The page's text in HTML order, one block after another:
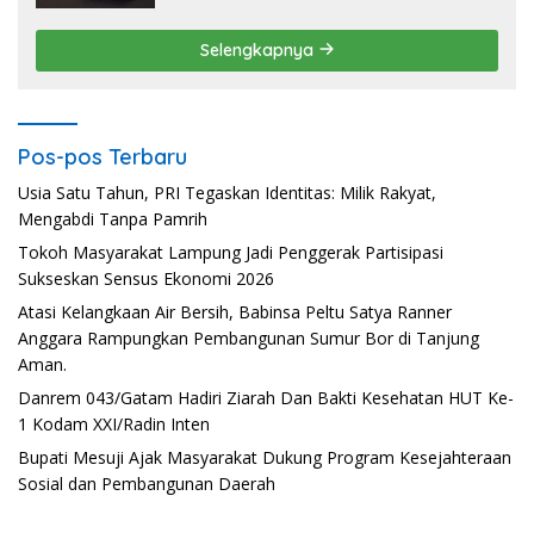
Selengkapnya
Pos-pos Terbaru
Usia Satu Tahun, PRI Tegaskan Identitas: Milik Rakyat,
Mengabdi Tanpa Pamrih
Tokoh Masyarakat Lampung Jadi Penggerak Partisipasi
Sukseskan Sensus Ekonomi 2026
Atasi Kelangkaan Air Bersih, Babinsa Peltu Satya Ranner
Anggara Rampungkan Pembangunan Sumur Bor di Tanjung
Aman.
Danrem 043/Gatam Hadiri Ziarah Dan Bakti Kesehatan HUT Ke-
1 Kodam XXI/Radin Inten
Bupati Mesuji Ajak Masyarakat Dukung Program Kesejahteraan
Sosial dan Pembangunan Daerah